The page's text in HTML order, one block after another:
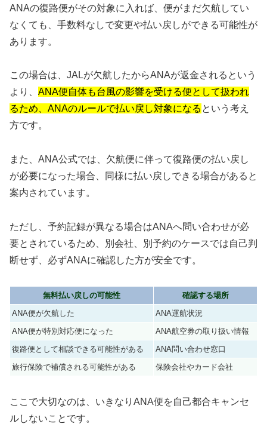
ANAの復路便がその対象に入れば、便がまだ欠航してい
なくても、手数料なしで変更や払い戻しができる可能性が
あります。
この場合は、JALが欠航したからANAが返金されるという
より、 ANA便自体も台風の影響を受ける便として扱われ
るため、ANAのルールで払い戻し対象になる という考え
方です。
また、ANA公式では、欠航便に伴って復路便の払い戻し
が必要になった場合、同様に払い戻しできる場合があると
案内されています。
ただし、予約記録が異なる場合はANAへ問い合わせが必
要とされているため、別会社、別予約のケースでは自己判
断せず、必ずANAに確認した方が安全です。
無料払い戻しの可能性
確認する場所
ANA便が欠航した
ANA運航状況
ANA便が特別対応便になった
ANA航空券の取り扱い情報
復路便として相談できる可能性がある
ANA問い合わせ窓口
旅行保険で補償される可能性がある
保険会社やカード会社
ここで大切なのは、いきなりANA便を自己都合キャンセ
ルしないことです。